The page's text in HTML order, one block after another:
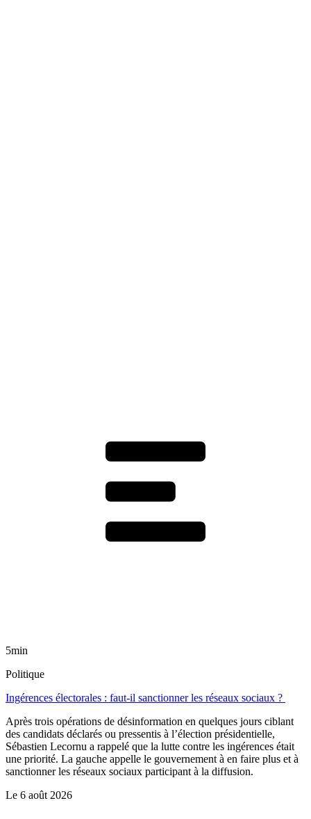
5min
Politique
Ingérences électorales : faut-il sanctionner les réseaux sociaux ?
Après trois opérations de désinformation en quelques jours ciblant
des candidats déclarés ou pressentis à l’élection présidentielle,
Sébastien Lecornu a rappelé que la lutte contre les ingérences était
une priorité. La gauche appelle le gouvernement à en faire plus et à
sanctionner les réseaux sociaux participant à la diffusion.
Le 6 août 2026